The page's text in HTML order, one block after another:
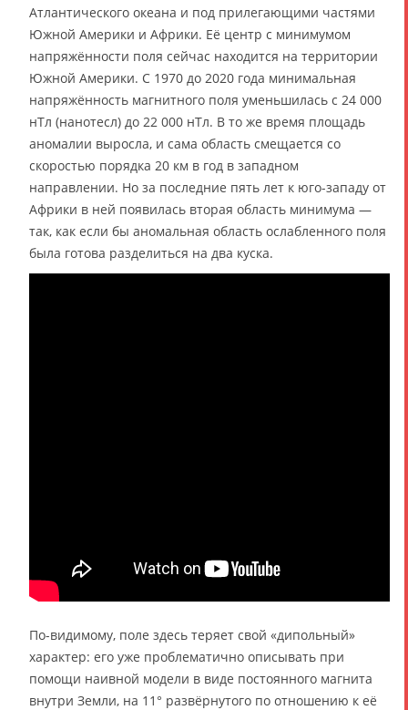
Атлантического океана и под прилегающими частями
Южной Америки и Африки. Её центр с минимумом
напряжённости поля сейчас находится на территории
Южной Америки. С 1970 до 2020 года минимальная
напряжённость магнитного поля уменьшилась с 24 000
нТл (нанотесл) до 22 000 нТл. В то же время площадь
аномалии выросла, и сама область смещается со
скоростью порядка 20 км в год в западном
направлении. Но за последние пять лет к юго-западу от
Африки в ней появилась вторая область минимума —
так, как если бы аномальная область ослабленного поля
была готова разделиться на два куска.
По-видимому, поле здесь теряет свой «дипольный»
характер: его уже проблематично описывать при
помощи наивной модели в виде постоянного магнита
внутри Земли, на 11° развёрнутого по отношению к её